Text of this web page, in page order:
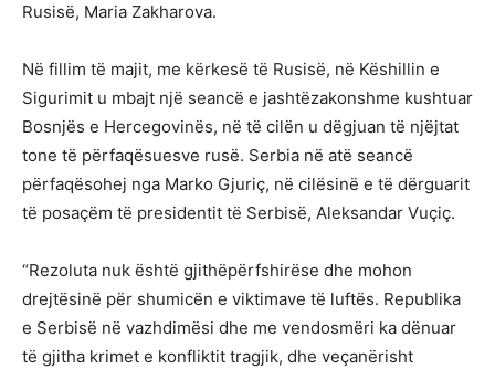
Rusisë, Maria Zakharova.
Në fillim të majit, me kërkesë të Rusisë, në Këshillin e
Sigurimit u mbajt një seancë e jashtëzakonshme kushtuar
Bosnjës e Hercegovinës, në të cilën u dëgjuan të njëjtat
tone të përfaqësuesve rusë. Serbia në atë seancë
përfaqësohej nga Marko Gjuriç, në cilësinë e të dërguarit
të posaçëm të presidentit të Serbisë, Aleksandar Vuçiç.
“Rezoluta nuk është gjithëpërfshirëse dhe mohon
drejtësinë për shumicën e viktimave të luftës. Republika
e Serbisë në vazhdimësi dhe me vendosmëri ka dënuar
të gjitha krimet e konfliktit tragjik, dhe veçanërisht